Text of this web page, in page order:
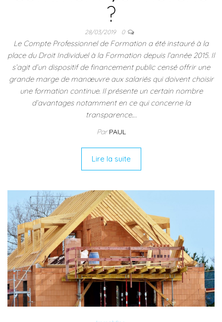
?
28/03/2019 0
Le Compte Professionnel de Formation a été instauré à la
place du Droit Individuel à la Formation depuis l’année 2015. Il
s’agit d’un dispositif de financement public censé offrir une
grande marge de manœuvre aux salariés qui doivent choisir
une formation continue. Il présente un certain nombre
d’avantages notamment en ce qui concerne la
transparence.…
ParPAUL
Lire la suite